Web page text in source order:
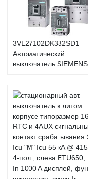
3VL27102DK332SD1
Автоматический
выключатель SIEMENS